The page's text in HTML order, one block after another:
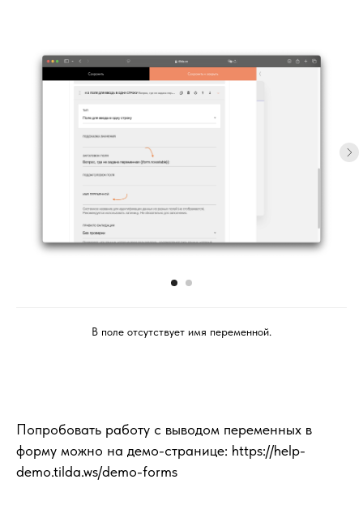
В поле отсутствует имя переменной.
Попробовать работу с выводом переменных в
форму можно на демо-странице: https://help-
demo.tilda.ws/demo-forms